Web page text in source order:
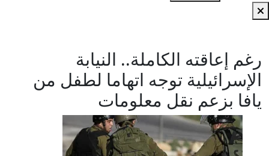
رغم إعاقته الكاملة.. النيابة
الإسرائيلية توجه اتهاما لطفل من
يافا بزعم نقل معلومات